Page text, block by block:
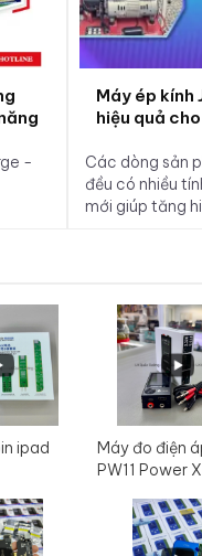
-
Máy ép kính
hiệu quả
Các dòng sản
đều có nhiều
mới giúp tăng
ipad
Máy đo điện
PW11 Power X